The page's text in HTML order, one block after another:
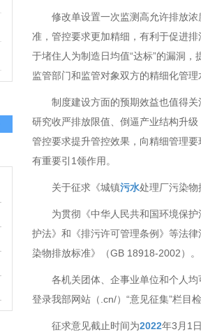
修改单设置一次监测高允许排放浓
准，管控要求更加精细，有利于促进排
于堵住人为制造日均值“达标”的漏洞
监管部门和监管对象双方的精细化管
制度建设方面的预期效益也值得
研究收严排放限值、倒逼产业结构升
管控要求提升管控效果，向精细管理
有重要引1领作用。
关于征求《城镇污水处理厂污染
为贯彻《中华人民共和国环境保
护法》和《排污许可管理条例》等法
染物排放标准》（GB 18918-2002）
各机关团体、企事业单位和个人
登录我部网站（.cn/）“意见征集”栏目检
征求意见截止时间为2022年3月1日